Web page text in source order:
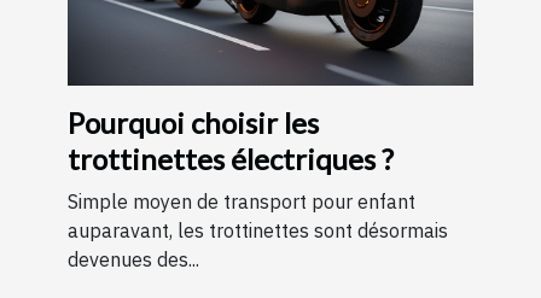
Pourquoi choisir les
trottinettes électriques ?
Simple moyen de transport pour enfant
auparavant, les trottinettes sont désormais
devenues des...